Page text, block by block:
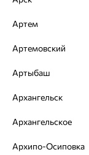
Каталог
Акции
Магазины
Артем
Артемовский
Артыбаш
Архангельск
Архангельское
Архипо-Осиповка